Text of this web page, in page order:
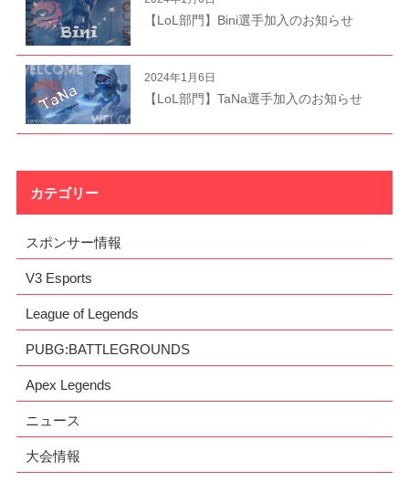
【LoL部門】Bini選手加入のお知らせ
2024年1月6日
【LoL部門】TaNa選手加入のお知らせ
カテゴリー
スポンサー情報
V3 Esports
League of Legends
PUBG:BATTLEGROUNDS
Apex Legends
ニュース
大会情報